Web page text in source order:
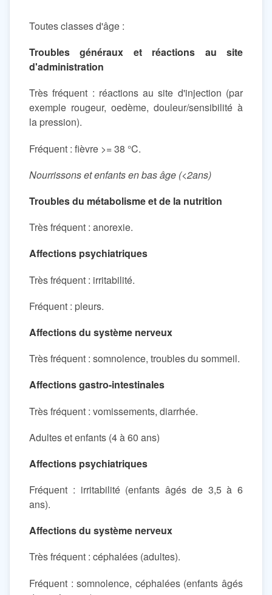
Toutes classes d'âge :
Troubles généraux et réactions au site
d'administration
Très fréquent : réactions au site d'injection (par
exemple rougeur, oedème, douleur/sensibilité à
la pression).
Fréquent : fièvre >= 38 °C.
Nourrissons et enfants en bas âge (<2ans)
Troubles du métabolisme et de la nutrition
Très fréquent : anorexie.
Affections psychiatriques
Très fréquent : irritabilité.
Fréquent : pleurs.
Affections du système nerveux
Très fréquent : somnolence, troubles du sommeil.
Affections gastro-intestinales
Très fréquent : vomissements, diarrhée.
Adultes et enfants (4 à 60 ans)
Affections psychiatriques
Fréquent : irritabilité (enfants âgés de 3,5 à 6
ans).
Affections du système nerveux
Très fréquent : céphalées (adultes).
Fréquent : somnolence, céphalées (enfants âgés